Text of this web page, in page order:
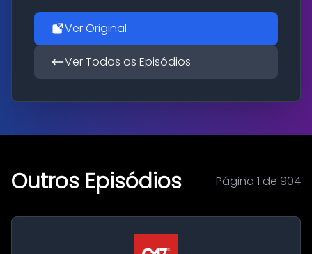
Ver Original
Ver Todos os Episódios
Outros Episódios Página 1 de 904